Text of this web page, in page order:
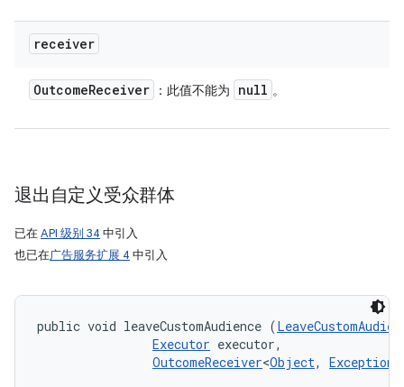
receiver
OutcomeReceiver ：此值不能为 null 。
退出自定义受众群体
已在API 级别 34 中引入
也已在广告服务扩展 4 中引入
public void leaveCustomAudience (
Executor executor,
OutcomeReceiver<Object, Exception